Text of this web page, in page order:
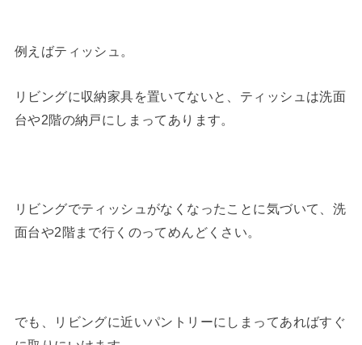
例えばティッシュ。
リビングに収納家具を置いてないと、ティッシュは洗面
台や2階の納戸にしまってあります。
リビングでティッシュがなくなったことに気づいて、洗
面台や2階まで行くのってめんどくさい。
でも、リビングに近いパントリーにしまってあればすぐ